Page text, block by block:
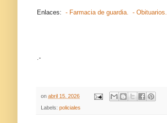
Enlaces: - Farmacia de guardia. - Obituarios.
.-
on abril 15, 2026
Labels: policiales